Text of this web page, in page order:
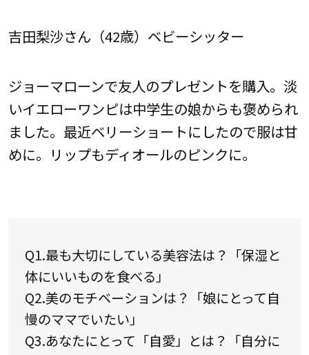
吉田梨沙さん（42歳）ベビーシッター
ジョーマローンで友人のプレゼントを購入。淡
いイエローワンピは中学生の娘からも褒められ
ました。最近ベリーショートにしたので服は甘
めに。リップもディオールのピンクに。
Q1.最も大切にしている美容法は？「保湿と
体にいいものを食べる」
Q2.美のモチベーションは？「娘にとって自
慢のママでいたい」
Q3.あなたにとって「自愛」とは？「自分に